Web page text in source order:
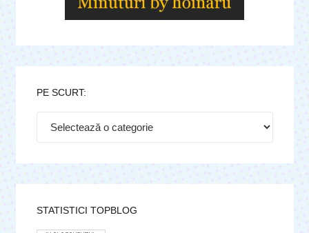
PE SCURT:
STATISTICI TOPBLOG